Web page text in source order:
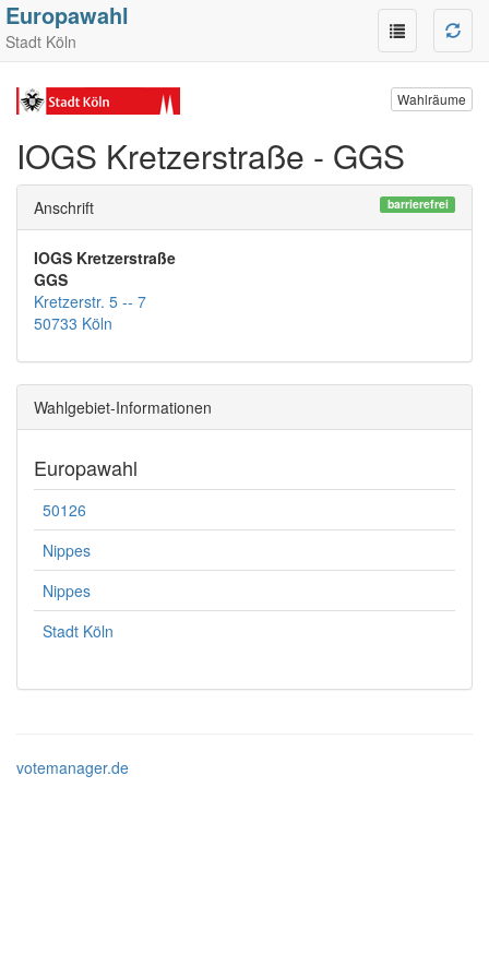
Europawahl
Stadt Köln
Wahlräume
IOGS Kretzerstraße - GGS
Anschrift barrierefrei
IOGS Kretzerstraße
GGS
Kretzerstr. 5 -- 7
50733 Köln
Wahlgebiet-Informationen
Europawahl
50126
Nippes
Nippes
Stadt Köln
votemanager.de